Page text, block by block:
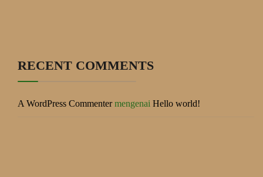
RECENT COMMENTS
A WordPress Commentermengenai Hello world!